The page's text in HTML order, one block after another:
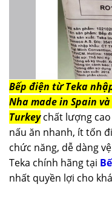
Bếp điện từ Teka
Nha made in Spain
Turkeychất lượng
nấu ăn nhanh, ít tốn
chức năng, dễ dàng
Teka chính hãng tại
nhất quyền lợi cho